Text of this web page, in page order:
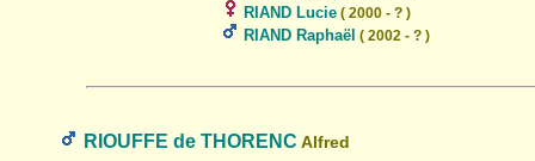
RIAND Lucie ( 2000 - ? )
RIAND Raphaël ( 2002 - ? )
RIOUFFE de THORENC Alfred